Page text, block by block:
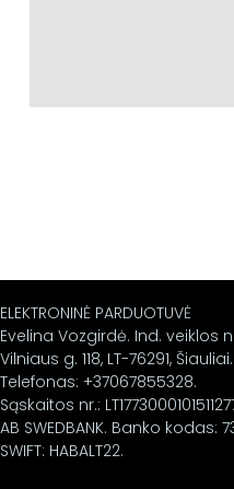
ELEKTRONINĖ PARDUOTUVĖ
Evelina Vozgirdė. Ind. veiklos
Vilniaus g. 118, LT-76291, Šiauliai.
Telefonas: +37067855328.
Sąskaitos nr.:
AB SWEDBANK. Banko kodas:
SWIFT: HABALT22.